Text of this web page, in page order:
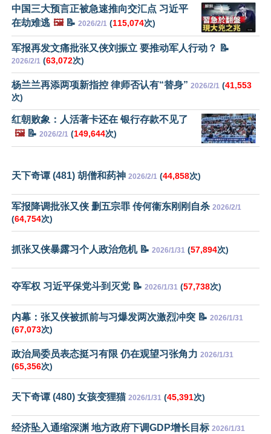
中国三大预言正被急速推向交汇点 习近平
在劫难逃 🖼️📝 2026/2/1 (115,074次)
军报再发文痛批张又侠刘振立 要推动军人行动？ 📝
2026/2/1 (63,072次)
杨兰兰再添两项新指控 律师否认有“替身” 2026/2/1 (41,553
次)
红朝败象：人活著卡还在 银行存款不见了
🖼️📝 2026/2/1 (149,644次)
天下奇谭 (481) 胡僧和药神 2026/2/1 (44,858次)
军报降调批张又侠 删五宗罪 传何衞东刚刚自杀 2026/2/1
(64,754次)
抓张又侠暴露习个人政治危机 📝 2026/1/31 (57,894次)
夺军权 习近平保党斗到灭党 📝 2026/1/31 (57,738次)
内幕：张又侠被抓前与习爆发两次激烈冲突 📝 2026/1/31
(67,073次)
政治局委员表态挺习有限 仍在观望习张角力 2026/1/31
(65,356次)
天下奇谭 (480) 女孩变狸猫 2026/1/31 (45,391次)
经济坠入通缩深渊 地方政府下调GDP增长目标 2026/1/31